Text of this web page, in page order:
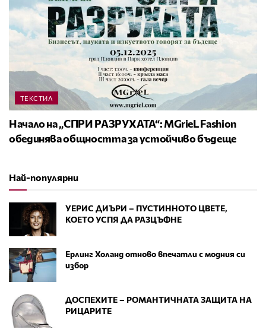
ТЕКСТИЛ
Начало на „СПРИ РАЗРУХАТА“: MGrieL Fashion
обединява общността за устойчиво бъдеще
Най-популярни
УЕРИС ДИЪРИ – ПУСТИННОТО ЦВЕТЕ,
КОЕТО УСПЯ ДА РАЗЦЪФНЕ
Ерлинг Холанд отново впечатли с модния си
избор
ДОСПЕХИТЕ – РОМАНТИЧНАТА ЗАЩИТА НА
РИЦАРИТЕ